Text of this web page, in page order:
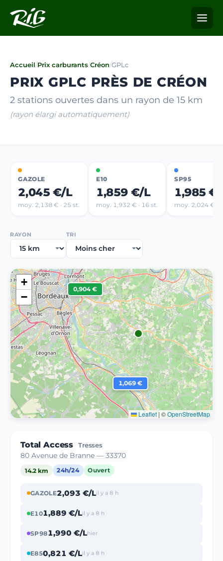
Accueil/Prix carburants/Créon/GPLc
PRIX GPLC PRÈS DE CRÉON
2 stations ouvertes dans un rayon de 15 km
(rayon élargi automatiquement)
GAZOLE
2,045 €/L
moy. 2,138 € · 25 st.
E10
1,859 €/L
moy. 1,932 € · 16 st.
SP95
1,985
moy. 2,024 € ·
RAYON TRI
0,904 €
1,069 €
+
−
Leaflet | ©OpenStreetMap
Total Access Tresses
80 Avenue de Branne — 33370
14.2 km 24h/24 Ouvert
GAZOLE2,093 €/Lil y a 8 h
E101,889 €/Lil y a 8 h
SP981,990 €/Lhier
E850,821 €/Lil y a 8 h